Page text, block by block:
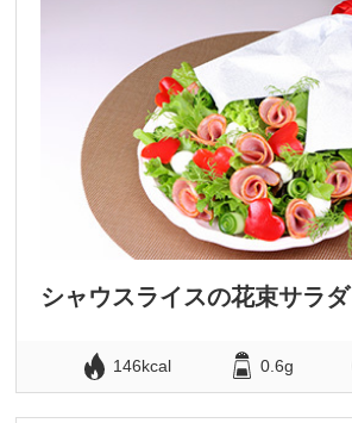
シャウスライスの花束サラダ
146kcal 0.6g